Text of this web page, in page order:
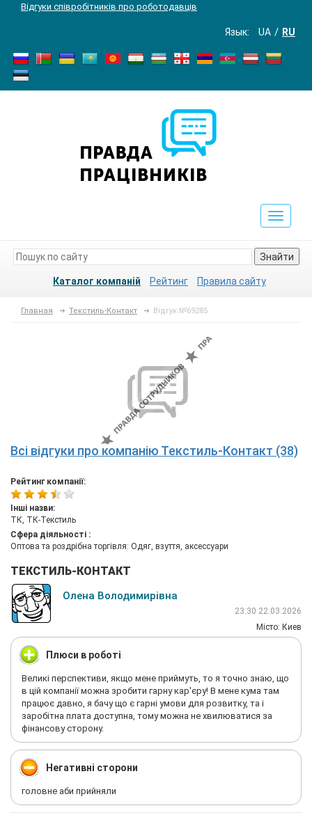
Відгуки співробітників про роботодавців
Язык: UA RU
Toggle
Знайти
Каталог компаній Рейтинг Правила сайту
Главная Текстиль-Контакт Відгук №69285
Всі відгуки про компанію Текстиль-Контакт (38)
Рейтинг компанії:
Інші назви:
ТК, ТК-Текстиль
Сфера діяльності :
Оптова та роздрібна торгівля: Одяг, взуття, аксессуари
ТЕКСТИЛЬ-КОНТАКТ
Олена Володимирівна
23:30 22.03.2026
Мiсто: Киев
Плюси в роботі
Великі перспективи, якщо мене приймуть, то я точно знаю, що
в цій компанії можна зробити гарну кар'єру! В мене кума там
працює давно, я бачу що є гарні умови для розвитку, та і
заробітна плата доступна, тому можна не хвилюватися за
фінансову сторону.
Негативні сторони
головне аби прийняли